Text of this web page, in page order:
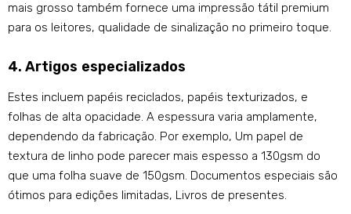
mais grosso também fornece uma impressão tátil premium
para os leitores, qualidade de sinalização no primeiro toque.
4. Artigos especializados
Estes incluem papéis reciclados, papéis texturizados, e
folhas de alta opacidade. A espessura varia amplamente,
dependendo da fabricação. Por exemplo, Um papel de
textura de linho pode parecer mais espesso a 130gsm do
que uma folha suave de 150gsm. Documentos especiais são
ótimos para edições limitadas, Livros de presentes.